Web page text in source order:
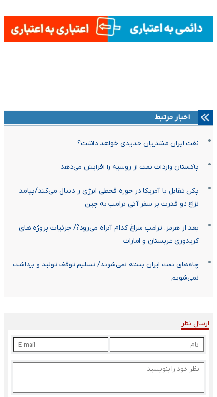
اخبار مرتبط
نفت ایران مشتریان جدیدی خواهد داشت؟
پاکستان واردات نفت از روسیه را افزایش می‌دهد
پکن تقابل با آمریکا در حوزه قحطی انرژی را دنبال می‌کند/پیامد
نزاع دو قدرت بر سفر آتی ترامپ به چین
بعد از هرمز، ترامپ سراغ کدام آبراه می‌رود؟/ جزئیات پروژه های
کریدوری عربستان و امارات
چاه‌های نفت ایران بسته نمی‌شوند/ تسلیم‌ توقف تولید و برداشت
نمی‌شویم
ارسال نظر